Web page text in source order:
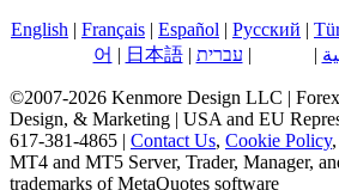
English | Français | Español | Русский |
어 | 日本語| עברית | |
©2007-2026 Kenmore Design LLC |
Design, & Marketing | USA and EU
617-381-4865 | Contact Us, Cookie Policy,
MT4 and MT5 Server, Trader, Manager,
trademarks of MetaQuotes software